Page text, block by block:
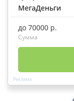
МегаДеньги
до 70000 р.
Сумма